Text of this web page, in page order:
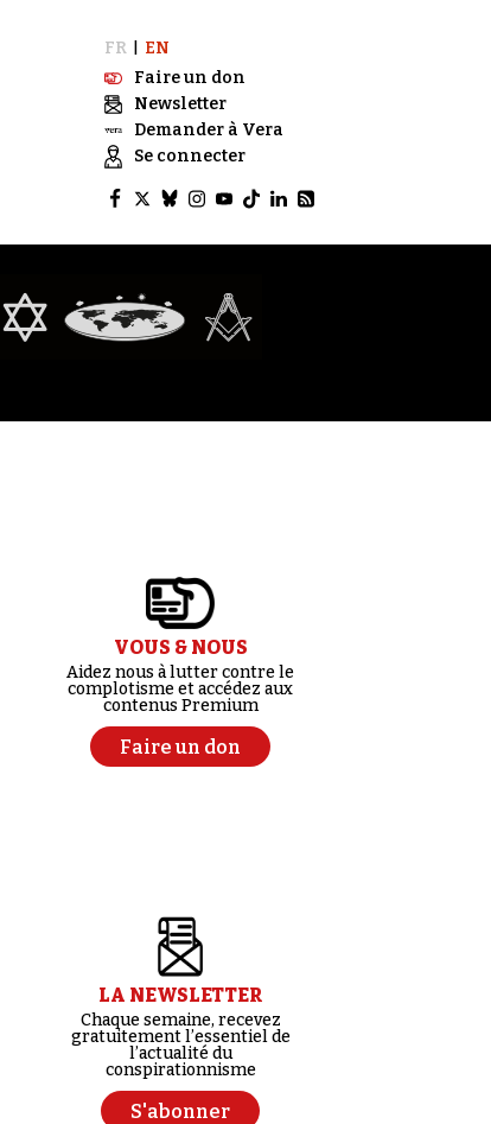
FR
EN
Faire un don
Newsletter
Demander à Vera
Se connecter
VOUS & NOUS
Aidez nous à lutter contre le
complotisme et accédez aux
contenus Premium
Faire un don
LA NEWSLETTER
Chaque semaine, recevez
gratuitement l’essentiel de
l’actualité du
conspirationnisme
S'abonner